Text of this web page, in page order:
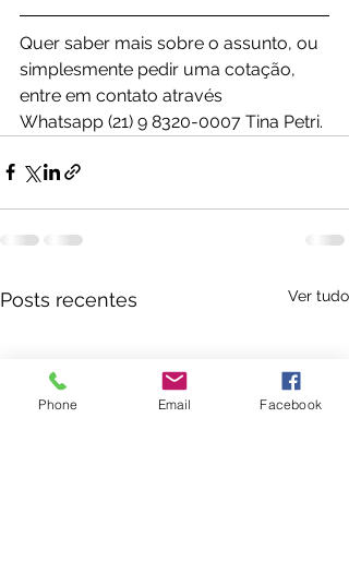
Quer saber mais sobre o assunto, ou
simplesmente pedir uma cotação,
entre em contato através
Whatsapp (21) 9 8320-0007 Tina Petri.
Posts recentes Ver tudo
Phone Email Facebook